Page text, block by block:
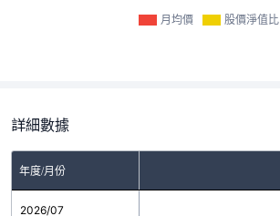
月均價 股價淨值比
詳細數據
年度/月份
2026/07